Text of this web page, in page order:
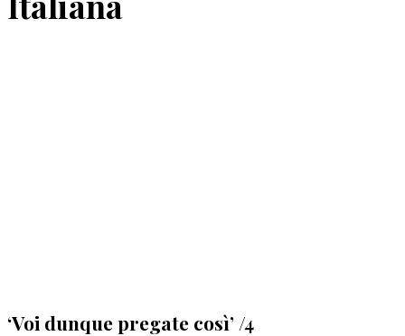
‘Voi dunque pregate così’ /4